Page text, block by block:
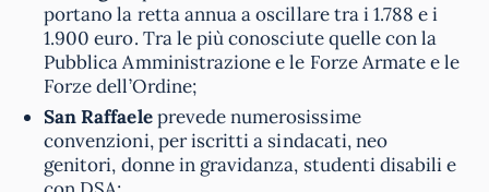
portano la retta annua a oscillare tra i 1.788 e i
1.900 euro. Tra le più conosciute quelle con la
Pubblica Amministrazione e le Forze Armate e le
Forze dell’Ordine;
San Raffaeleprevede numerosissime
convenzioni, per iscritti a sindacati, neo
genitori, donne in gravidanza, studenti disabili e